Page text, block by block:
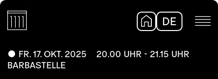
DE
FR. 17. OKT. 2025
20.00 UHR - 21.15 UHR
BARBASTELLE